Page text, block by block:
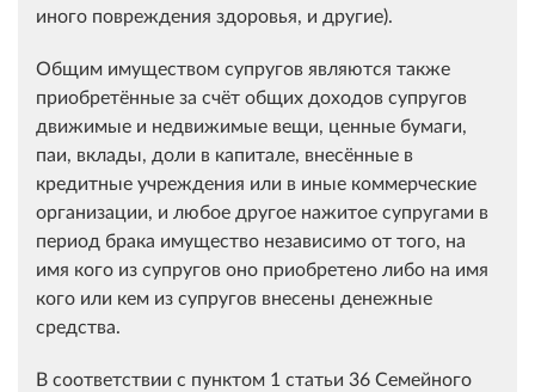
иного повреждения здоровья, и другие).
Общим имуществом супругов являются также
приобретённые за счёт общих доходов супругов
движимые и недвижимые вещи, ценные бумаги,
паи, вклады, доли в капитале, внесённые в
кредитные учреждения или в иные коммерческие
организации, и любое другое нажитое супругами в
период брака имущество независимо от того, на
имя кого из супругов оно приобретено либо на имя
кого или кем из супругов внесены денежные
средства.
В соответствии с пунктом 1 статьи 36 Семейного